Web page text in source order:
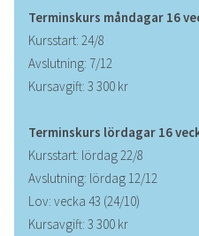
Terminskurs måndagar 16
Kursstart: 24/8
Avslutning: 7/12
Kursavgift: 3 300 kr
Terminskurs lördagar 16
Kursstart: lördag 22/8
Avslutning: lördag 12/12
Lov: vecka 43 (24/10)
Kursavgift: 3 300 kr